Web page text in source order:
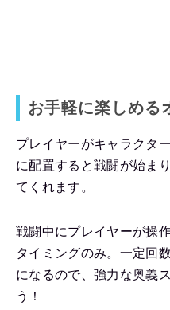
お手軽に楽しめる
プレイヤーがキャラクタ
に配置すると戦闘が始ま
てくれます。
戦闘中にプレイヤーが操
タイミングのみ。一定回
になるので、強力な奥義
う！